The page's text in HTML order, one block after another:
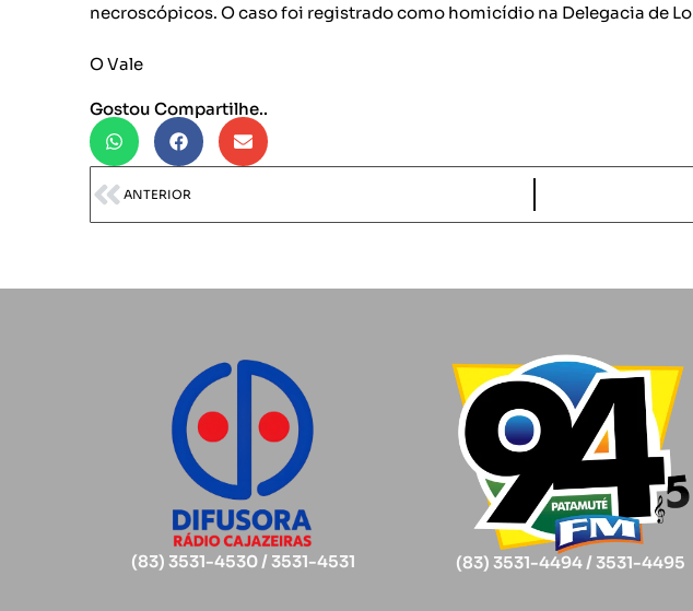
necroscópicos. O caso foi registrado como homicídio na Delegacia de
O Vale
Gostou Compartilhe..
ANTERIOR
(83) 3531-4530 / 3531-4531 (83) 3531-4494 / 3531-4495